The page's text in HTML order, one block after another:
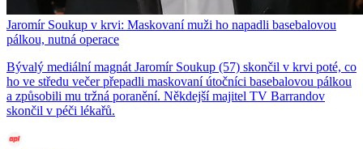
Jaromír Soukup v krvi: Maskovaní muži ho napadli basebalovou
pálkou, nutná operace
Bývalý mediální magnát Jaromír Soukup (57) skončil v krvi poté, co
ho ve středu večer přepadli maskovaní útočníci basebalovou pálkou
a způsobili mu tržná poranění. Někdejší majitel TV Barrandov
skončil v péči lékařů.